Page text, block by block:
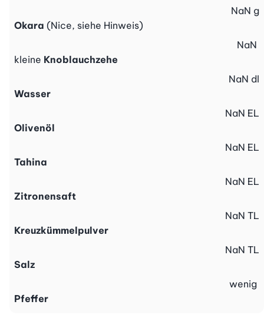
Okara (Nice, siehe Hinweis)
NaN g
kleine Knoblauchzehe
NaN
Wasser
NaN dl
Olivenöl
NaN EL
Tahina
NaN EL
Zitronensaft
NaN EL
Kreuzkümmelpulver
NaN TL
Salz
NaN TL
Pfeffer
wenig